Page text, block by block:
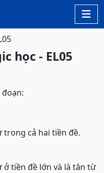

học - EL05
cả hai tiền đề.
tiền đề lớn và là tân từ